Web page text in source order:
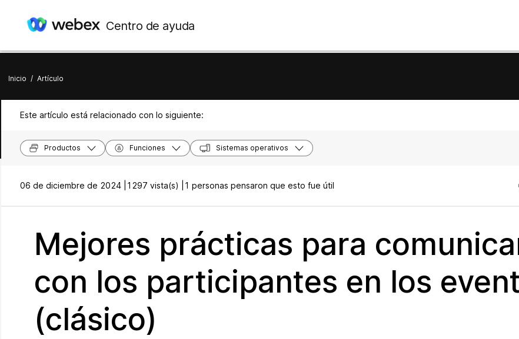
Centro de ayuda
Inicio / Artículo
Este artículo está relacionado con lo siguiente:
Productos Funciones Sistemas operativos
06 de diciembre de 2024 | 1297 vista(s) | 1 personas pensaron que esto fue útil
Mejores prácticas para
con los participantes en los
(clásico)